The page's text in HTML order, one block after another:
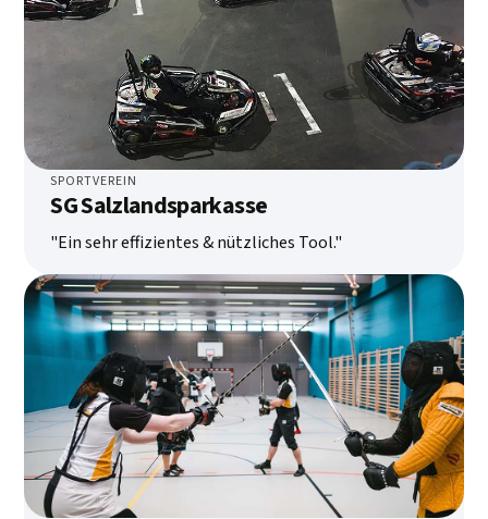
SPORTVEREIN
SG Salzlandsparkasse
"Ein sehr effizientes & nützliches Tool."